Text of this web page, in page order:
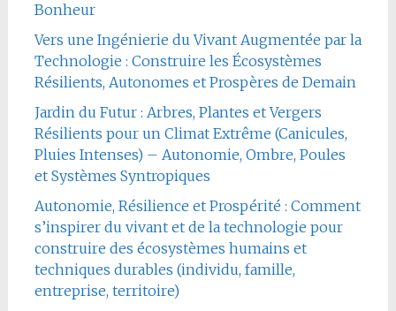
Bonheur
Vers une Ingénierie du Vivant Augmentée par la
Technologie : Construire les Écosystèmes
Résilients, Autonomes et Prospères de Demain
Jardin du Futur : Arbres, Plantes et Vergers
Résilients pour un Climat Extrême (Canicules,
Pluies Intenses) – Autonomie, Ombre, Poules
et Systèmes Syntropiques
Autonomie, Résilience et Prospérité : Comment
s’inspirer du vivant et de la technologie pour
construire des écosystèmes humains et
techniques durables (individu, famille,
entreprise, territoire)